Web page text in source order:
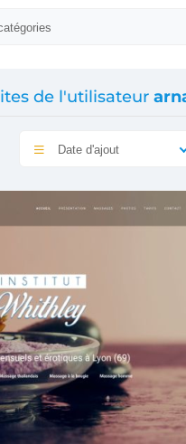
de l'utilisateur
Date d'ajout